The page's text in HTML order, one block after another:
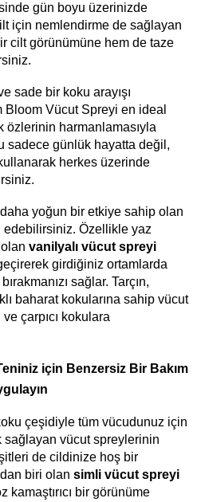
gün boyu üzerinizde
için nemlendirme de sağlayan
cilt görünümüne hem de taze
sade bir koku arayışı
Vücut Spreyi en ideal
özlerinin harmanlamasıyla
sadece günlük hayatta değil,
herkes üzerinde
daha yoğun bir etkiye sahip olan
edebilirsiniz. Özellikle yaz
girdiğiniz ortamlarda
sağlar. Tarçın,
baharat kokularına sahip vücut
çarpıcı kokulara
için Benzersiz Bir Bakım
çeşidiyle tüm vücudunuz için
sağlayan vücut spreylerinin
de cildinize hoş bir
biri olan
kamaştırıcı bir görünüme